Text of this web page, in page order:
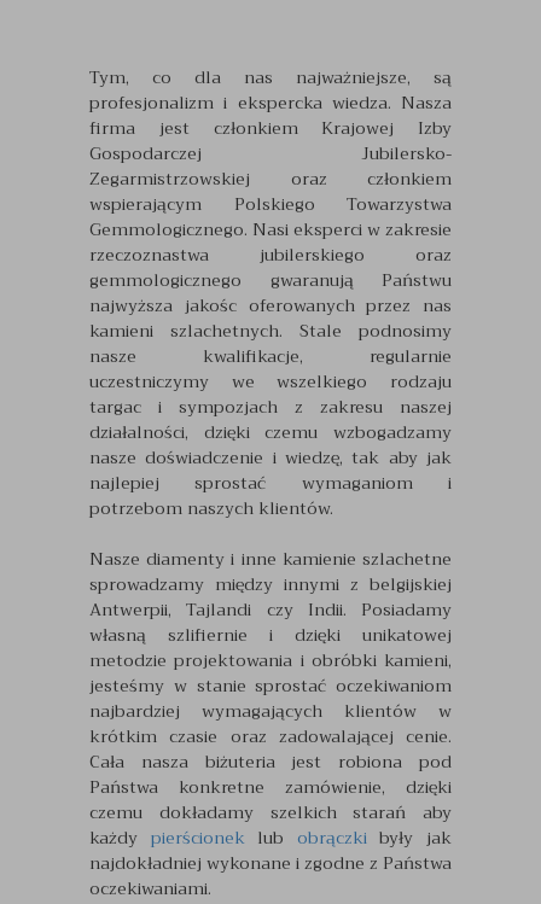
Tym, co dla nas najważniejsze, są
profesjonalizm i ekspercka wiedza. Nasza
firma jest członkiem Krajowej Izby
Gospodarczej Jubilersko-
Zegarmistrzowskiej oraz członkiem
wspierającym Polskiego Towarzystwa
Gemmologicznego. Nasi eksperci w zakresie
rzeczoznastwa jubilerskiego oraz
gemmologicznego gwaranują Państwu
najwyższa jakośc oferowanych przez nas
kamieni szlachetnych. Stale podnosimy
nasze kwalifikacje, regularnie
uczestniczymy we wszelkiego rodzaju
targac i sympozjach z zakresu naszej
działalności, dzięki czemu wzbogadzamy
nasze doświadczenie i wiedzę, tak aby jak
najlepiej sprostać wymaganiom i
potrzebom naszych klientów.
Nasze diamenty i inne kamienie szlachetne
sprowadzamy między innymi z belgijskiej
Antwerpii, Tajlandi czy Indii. Posiadamy
własną szlifiernie i dzięki unikatowej
metodzie projektowania i obróbki kamieni,
jesteśmy w stanie sprostać oczekiwaniom
najbardziej wymagających klientów w
krótkim czasie oraz zadowalającej cenie.
Cała nasza biżuteria jest robiona pod
Państwa konkretne zamówienie, dzięki
czemu dokładamy szelkich starań aby
każdy pierścioneklub obrączkibyły jak
najdokładniej wykonane i zgodne z Państwa
oczekiwaniami.